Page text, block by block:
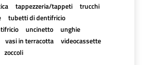
tappezzeria/tappeti
trucchi
tubetti di dentifricio
uncinetto
unghie
vasi in terracotta
videocassette
zoccoli